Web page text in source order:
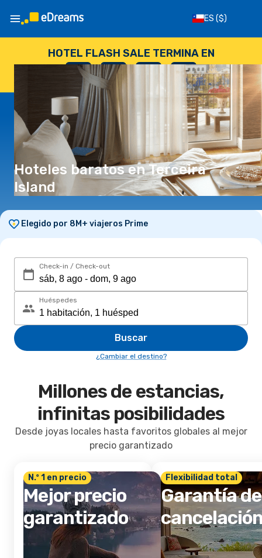
ES ($)
HOTEL FLASH SALE TERMINA EN
--
DÍAS
: --
HORAS
: --
SEGUNDOS
Hoteles baratos en Terceira
Island
Elegido por 8M+ viajeros Prime
Check-in / Check-out
Huéspedes
Buscar
¿Cambiar el destino?
Millones de estancias,
infinitas posibilidades
Desde joyas locales hasta favoritos globales al mejor
precio garantizado
N.º 1 en precio
Mejor precio
garantizado
Flexibilidad total
Garantía de